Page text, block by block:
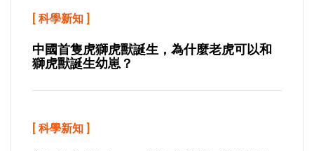
[ 科學新知 ]
中國首隻虎獅虎獸誕生，為什麼老虎可以和
獅虎獸誕生幼崽？
[ 科學新知 ]